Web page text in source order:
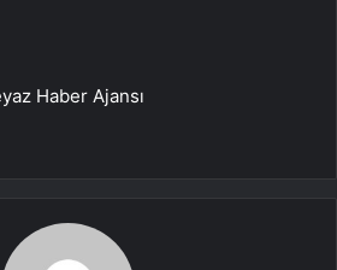
Haber Ajansı